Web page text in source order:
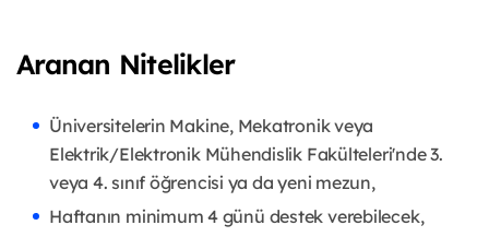
Aranan Nitelikler
Üniversitelerin Makine, Mekatronik veya
Elektrik/Elektronik Mühendislik Fakülteleri'nde 3.
veya 4. sınıf öğrencisi ya da yeni mezun,
Haftanın minimum 4 günü destek verebilecek,